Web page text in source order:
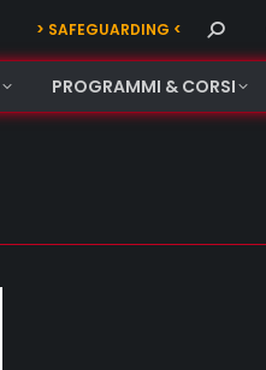
> SAFEGUARDING < Search:
PROGRAMMI & CORSI